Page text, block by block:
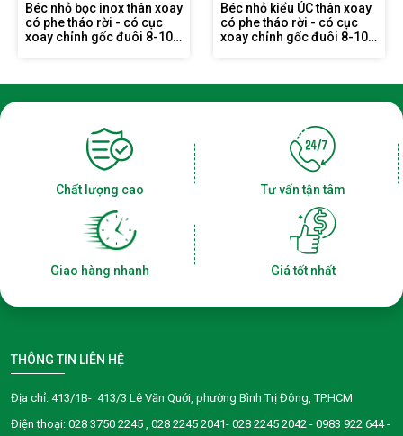
Béc nhỏ bọc inox thân xoay
có phe tháo rời - có cục
xoay chỉnh gốc đuôi 8-10
Béc nhỏ kiểu ÚC thân xoay
có phe tháo rời - có cục
xoay chỉnh gốc đuôi 8-10
Chất lượng cao Tư vấn tận tâm
Giao hàng nhanh Giá tốt nhất
THÔNG TIN LIÊN HỆ
Địa chỉ: 413/1B- 413/3 Lê Văn Quới, phường Bình Trị Đông, TP.HCM
Điện thoại: 028 3750 2245 , 028 2245 2041- 028 2245 2042 - 0983 922 644 -